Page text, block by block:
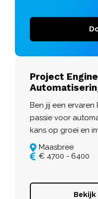
Project
Ben jij een ervaren
passie voor
kans op groei en
Maasbree
€ 4700 - 6400